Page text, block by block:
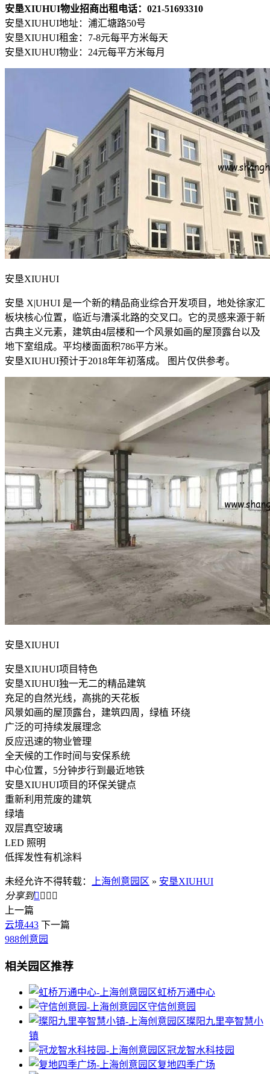
安垦XIUHUI物业招商出租电话：021-51693310
安垦XIUHUI地址：浦汇塘路50号
安垦XIUHUI租金：7-8元每平方米每天
安垦XIUHUI物业：24元每平方米每月
安垦XIUHUI
安垦 X|UHUI 是一个新的精品商业综合开发项目，地处徐家汇
板块核心位置，临近与漕溪北路的交叉口。它的灵感来源于新
古典主义元素，建筑由4层楼和一个风景如画的屋顶露台以及
地下室组成。平均楼面面积786平方米。
安垦XIUHUI预计于2018年年初落成。 图片仅供参考。
安垦XIUHUI
安垦XIUHUI项目特色
安垦XIUHUI独一无二的精品建筑
充足的自然光线，高挑的天花板
风景如画的屋顶露台，建筑四周，绿植 环绕
广泛的可持续发展理念
反应迅速的物业管理
全天候的工作时间与安保系统
中心位置，5分钟步行到最近地铁
安垦XIUHUI项目的环保关键点
重新利用荒废的建筑
绿墙
双层真空玻璃
LED 照明
低挥发性有机涂料
未经允许不得转载： 上海创意园区 » 安垦XIUHUI
分享到   
上一篇
云境443 下一篇
988创意园
相关园区推荐
虹桥万通中心
守信创意园
璨阳九里亭智慧小
镇
冠龙智水科技园
复地四季广场